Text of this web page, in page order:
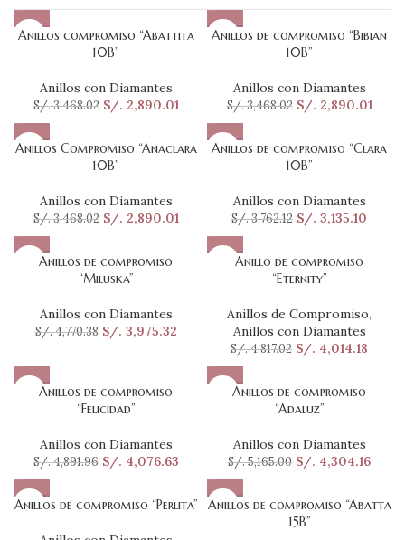
Anillos compromiso “Abattita
10B”
Anillos con Diamantes
S/.3,468.02 S/. 2,890.01
Anillos de compromiso “Bibian
10B”
Anillos con Diamantes
S/.3,468.02 S/. 2,890.01
Anillos Compromiso “Anaclara
10B”
Anillos con Diamantes
S/.3,468.02 S/. 2,890.01
Anillos de compromiso “Clara
10B”
Anillos con Diamantes
S/.3,762.12 S/. 3,135.10
Anillos de compromiso
“Miluska”
Anillos con Diamantes
S/.4,770.38 S/. 3,975.32
Anillo de compromiso
“Eternity”
Anillos de Compromiso,
Anillos con Diamantes
S/.4,817.02 S/. 4,014.18
Anillos de compromiso
“Felicidad”
Anillos con Diamantes
S/.4,891.96 S/. 4,076.63
Anillos de compromiso
“Adaluz”
Anillos con Diamantes
S/.5,165.00 S/. 4,304.16
Anillos de compromiso “Perlita”
Anillos de compromiso “Abatta
15B”